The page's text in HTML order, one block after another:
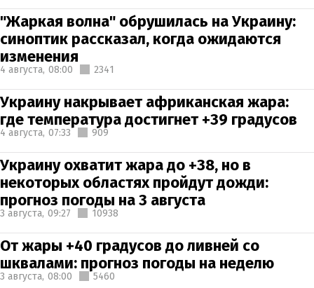
"Жаркая волна" обрушилась на Украину:
синоптик рассказал, когда ожидаются
изменения
4 августа, 08:00 2341
Украину накрывает африканская жара:
где температура достигнет +39 градусов
4 августа, 07:33 909
Украину охватит жара до +38, но в
некоторых областях пройдут дожди:
прогноз погоды на 3 августа
3 августа, 09:27 10938
От жары +40 градусов до ливней со
шквалами: прогноз погоды на неделю
3 августа, 08:00 5460